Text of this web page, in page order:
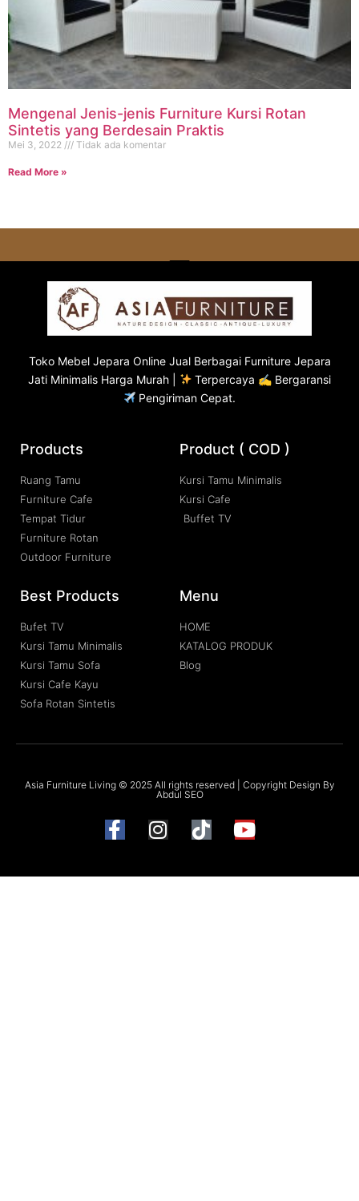
Mengenal Jenis-jenis Furniture Kursi Rotan
Sintetis yang Berdesain Praktis
Mei 3, 2022 Tidak ada komentar
Read More »
Toko Mebel Jepara Online Jual Berbagai Furniture Jepara
Jati Minimalis Harga Murah |
Terpercaya ✍ Bergaransi
Pengiriman Cepat.
Products
Ruang Tamu
Furniture Cafe
Tempat Tidur
Furniture Rotan
Outdoor Furniture
Product ( COD )
Kursi Tamu Minimalis
Kursi Cafe
Buffet TV
Best Products
Bufet TV
Kursi Tamu Minimalis
Kursi Tamu Sofa
Kursi Cafe Kayu
Sofa Rotan Sintetis
Menu
HOME
KATALOG PRODUK
Blog
Asia Furniture Living © 2025 All rights reserved | Copyright Design By
Abdul SEO